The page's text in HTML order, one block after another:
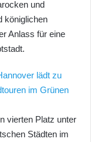
und
königlichen
Anlass für eine
lädt zu
im Grünen
vierten Platz unter
Städten im